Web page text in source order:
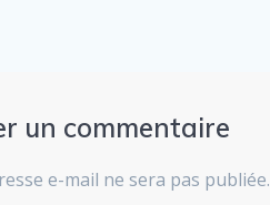
un commentaire
e-mail ne sera pas publiée.